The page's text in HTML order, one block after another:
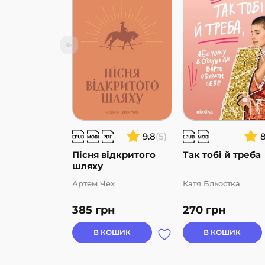
9.8(5)
Пісня відкритого
шляху
385 грн
Артем Чех
В КОШИК
8
Так тобі й треба
270 грн
Катя Бльостка
В КОШИК